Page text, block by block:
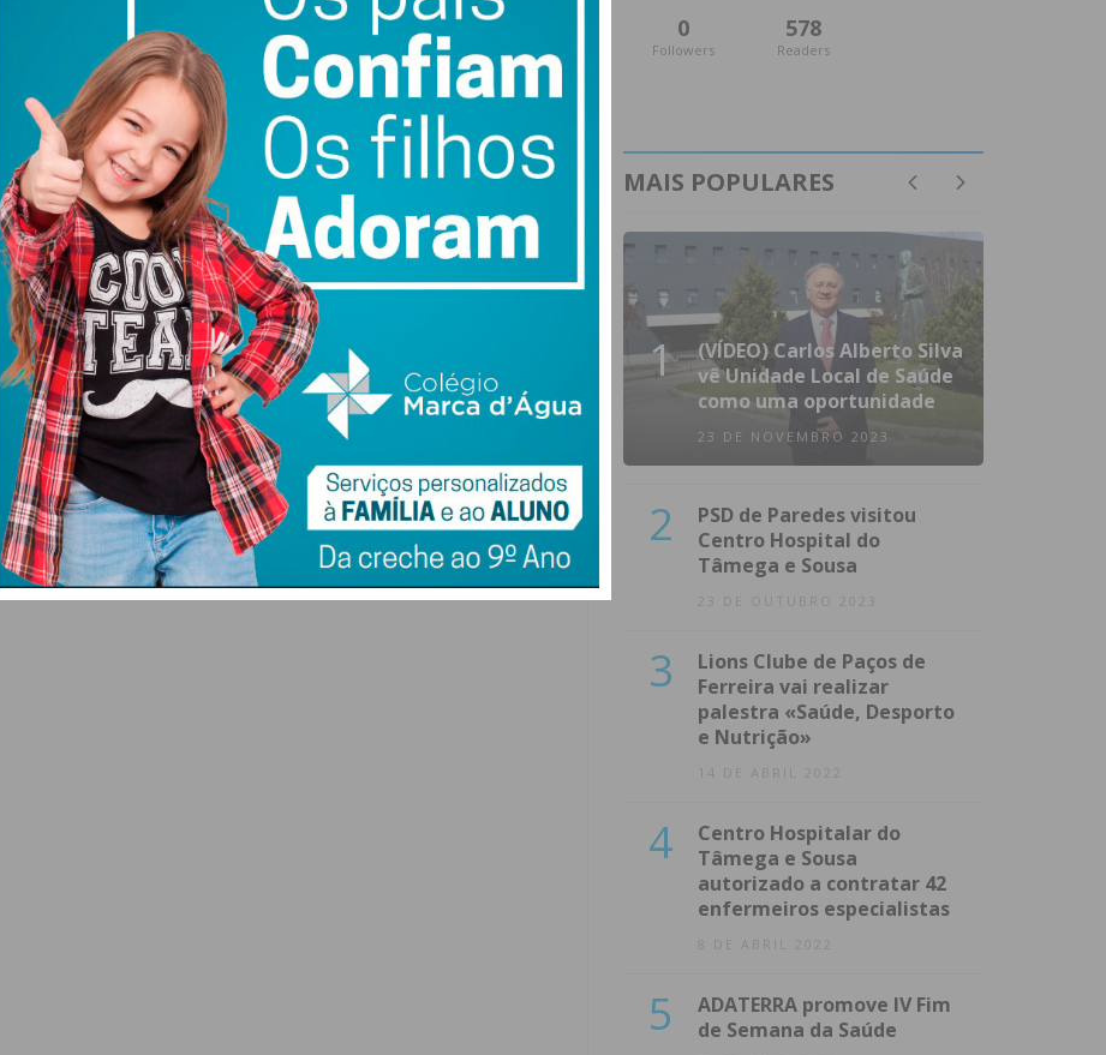
0
Followers
578
Readers
MAIS POPULARES
1
(VÍDEO) Carlos Alberto Silva
vê Unidade Local de Saúde
como uma oportunidade
23 DE NOVEMBRO 2023
2
PSD de Paredes visitou
Centro Hospital do
Tâmega e Sousa
23 DE OUTUBRO 2023
3
Lions Clube de Paços de
Ferreira vai realizar
palestra «Saúde, Desporto
e Nutrição»
14 DE ABRIL 2022
4
Centro Hospitalar do
Tâmega e Sousa
autorizado a contratar 42
enfermeiros especialistas
8 DE ABRIL 2022
5
ADATERRA promove IV Fim
de Semana da Saúde